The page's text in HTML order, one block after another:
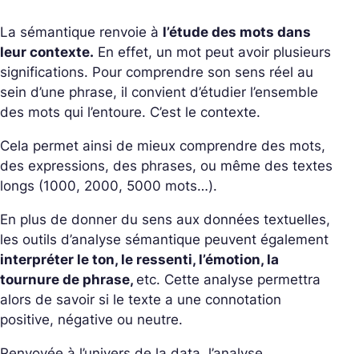
La sémantique renvoie à l’étude des mots dans
leur contexte. En effet, un mot peut avoir plusieurs
significations. Pour comprendre son sens réel au
sein d’une phrase, il convient d’étudier l’ensemble
des mots qui l’entoure. C’est le contexte.
Cela permet ainsi de mieux comprendre des mots,
des expressions, des phrases, ou même des textes
longs (1000, 2000, 5000 mots…).
En plus de donner du sens aux données textuelles,
les outils d’analyse sémantique peuvent également
interpréter le ton, le ressenti, l’émotion, la
tournure de phrase, etc. Cette analyse permettra
alors de savoir si le texte a une connotation
positive, négative ou neutre.